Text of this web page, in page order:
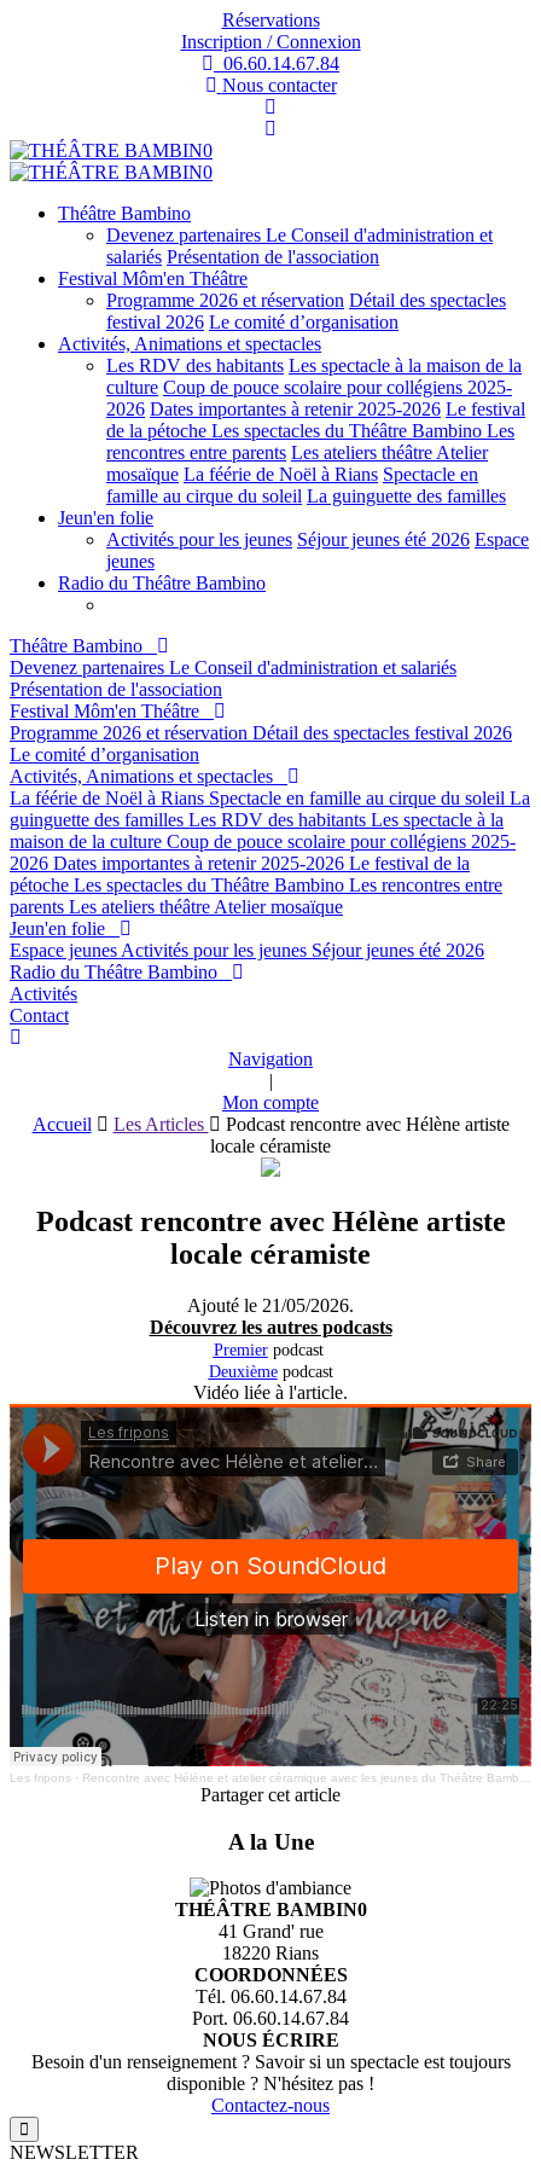
Réservations
Inscription / Connexion
06.60.14.67.84
Nous contacter
Théâtre Bambino
Devenez partenaires Le Conseil d'administration et
salariés Présentation de l'association
Festival Môm'en Théâtre
Programme 2026 et réservation Détail des spectacles
festival 2026 Le comité d’organisation
Activités, Animations et spectacles
Les RDV des habitants Les spectacle à la maison de la
culture Coup de pouce scolaire pour collégiens 2025-
2026 Dates importantes à retenir 2025-2026 Le festival
de la pétoche Les spectacles du Théâtre Bambino Les
rencontres entre parents Les ateliers théâtre Atelier
mosaïque La féérie de Noël à Rians Spectacle en
famille au cirque du soleil La guinguette des familles
Jeun'en folie
Activités pour les jeunes Séjour jeunes été 2026 Espace
jeunes
Radio du Théâtre Bambino
Théâtre Bambino
Devenez partenaires Le Conseil d'administration et salariés
Présentation de l'association
Festival Môm'en Théâtre
Programme 2026 et réservation Détail des spectacles festival 2026
Le comité d’organisation
Activités, Animations et spectacles
La féérie de Noël à Rians Spectacle en famille au cirque du soleil La
guinguette des familles Les RDV des habitants Les spectacle à la
maison de la culture Coup de pouce scolaire pour collégiens 2025-
2026 Dates importantes à retenir 2025-2026 Le festival de la
pétoche Les spectacles du Théâtre Bambino Les rencontres entre
parents Les ateliers théâtre Atelier mosaïque
Jeun'en folie
Espace jeunes Activités pour les jeunes Séjour jeunes été 2026
Radio du Théâtre Bambino
Activités
Contact
Navigation
|
Mon compte
Accueil
Les Articles
Podcast rencontre avec Hélène artiste
locale céramiste
Podcast rencontre avec Hélène artiste
locale céramiste
Ajouté le 21/05/2026.
Découvrez les autres podcasts
Premierpodcast
Deuxièmepodcast
Vidéo liée à l'article.
Les fripons · Rencontre avec Hélène et atelier céramique avec les jeunes du Théâtre Bambino
Partager cet article
A la Une
THÉÂTRE BAMBIN0
41 Grand' rue
18220 Rians
COORDONNÉES
Tél. 06.60.14.67.84
Port. 06.60.14.67.84
NOUS ÉCRIRE
Besoin d'un renseignement ? Savoir si un spectacle est toujours
disponible ? N'hésitez pas !
Contactez-nous
NEWSLETTER